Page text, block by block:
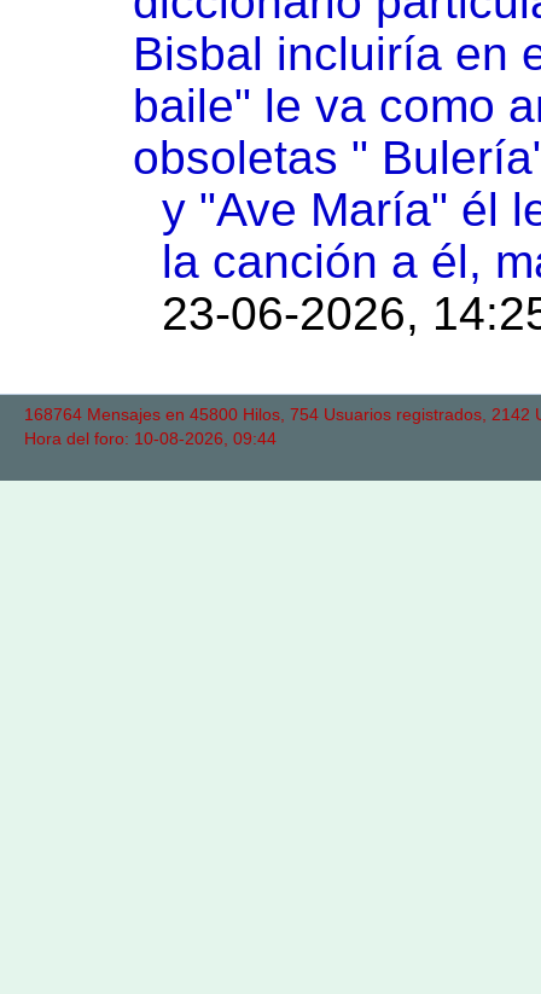
Bisbal incluiría en
baile" le va como
obsoletas "
y "Ave María" él
la canción a él,
23-06-2026,
168764 Mensajes en 45800 Hilos, 754 Usuarios registrados,
Hora del foro: 10-08-2026, 09:44